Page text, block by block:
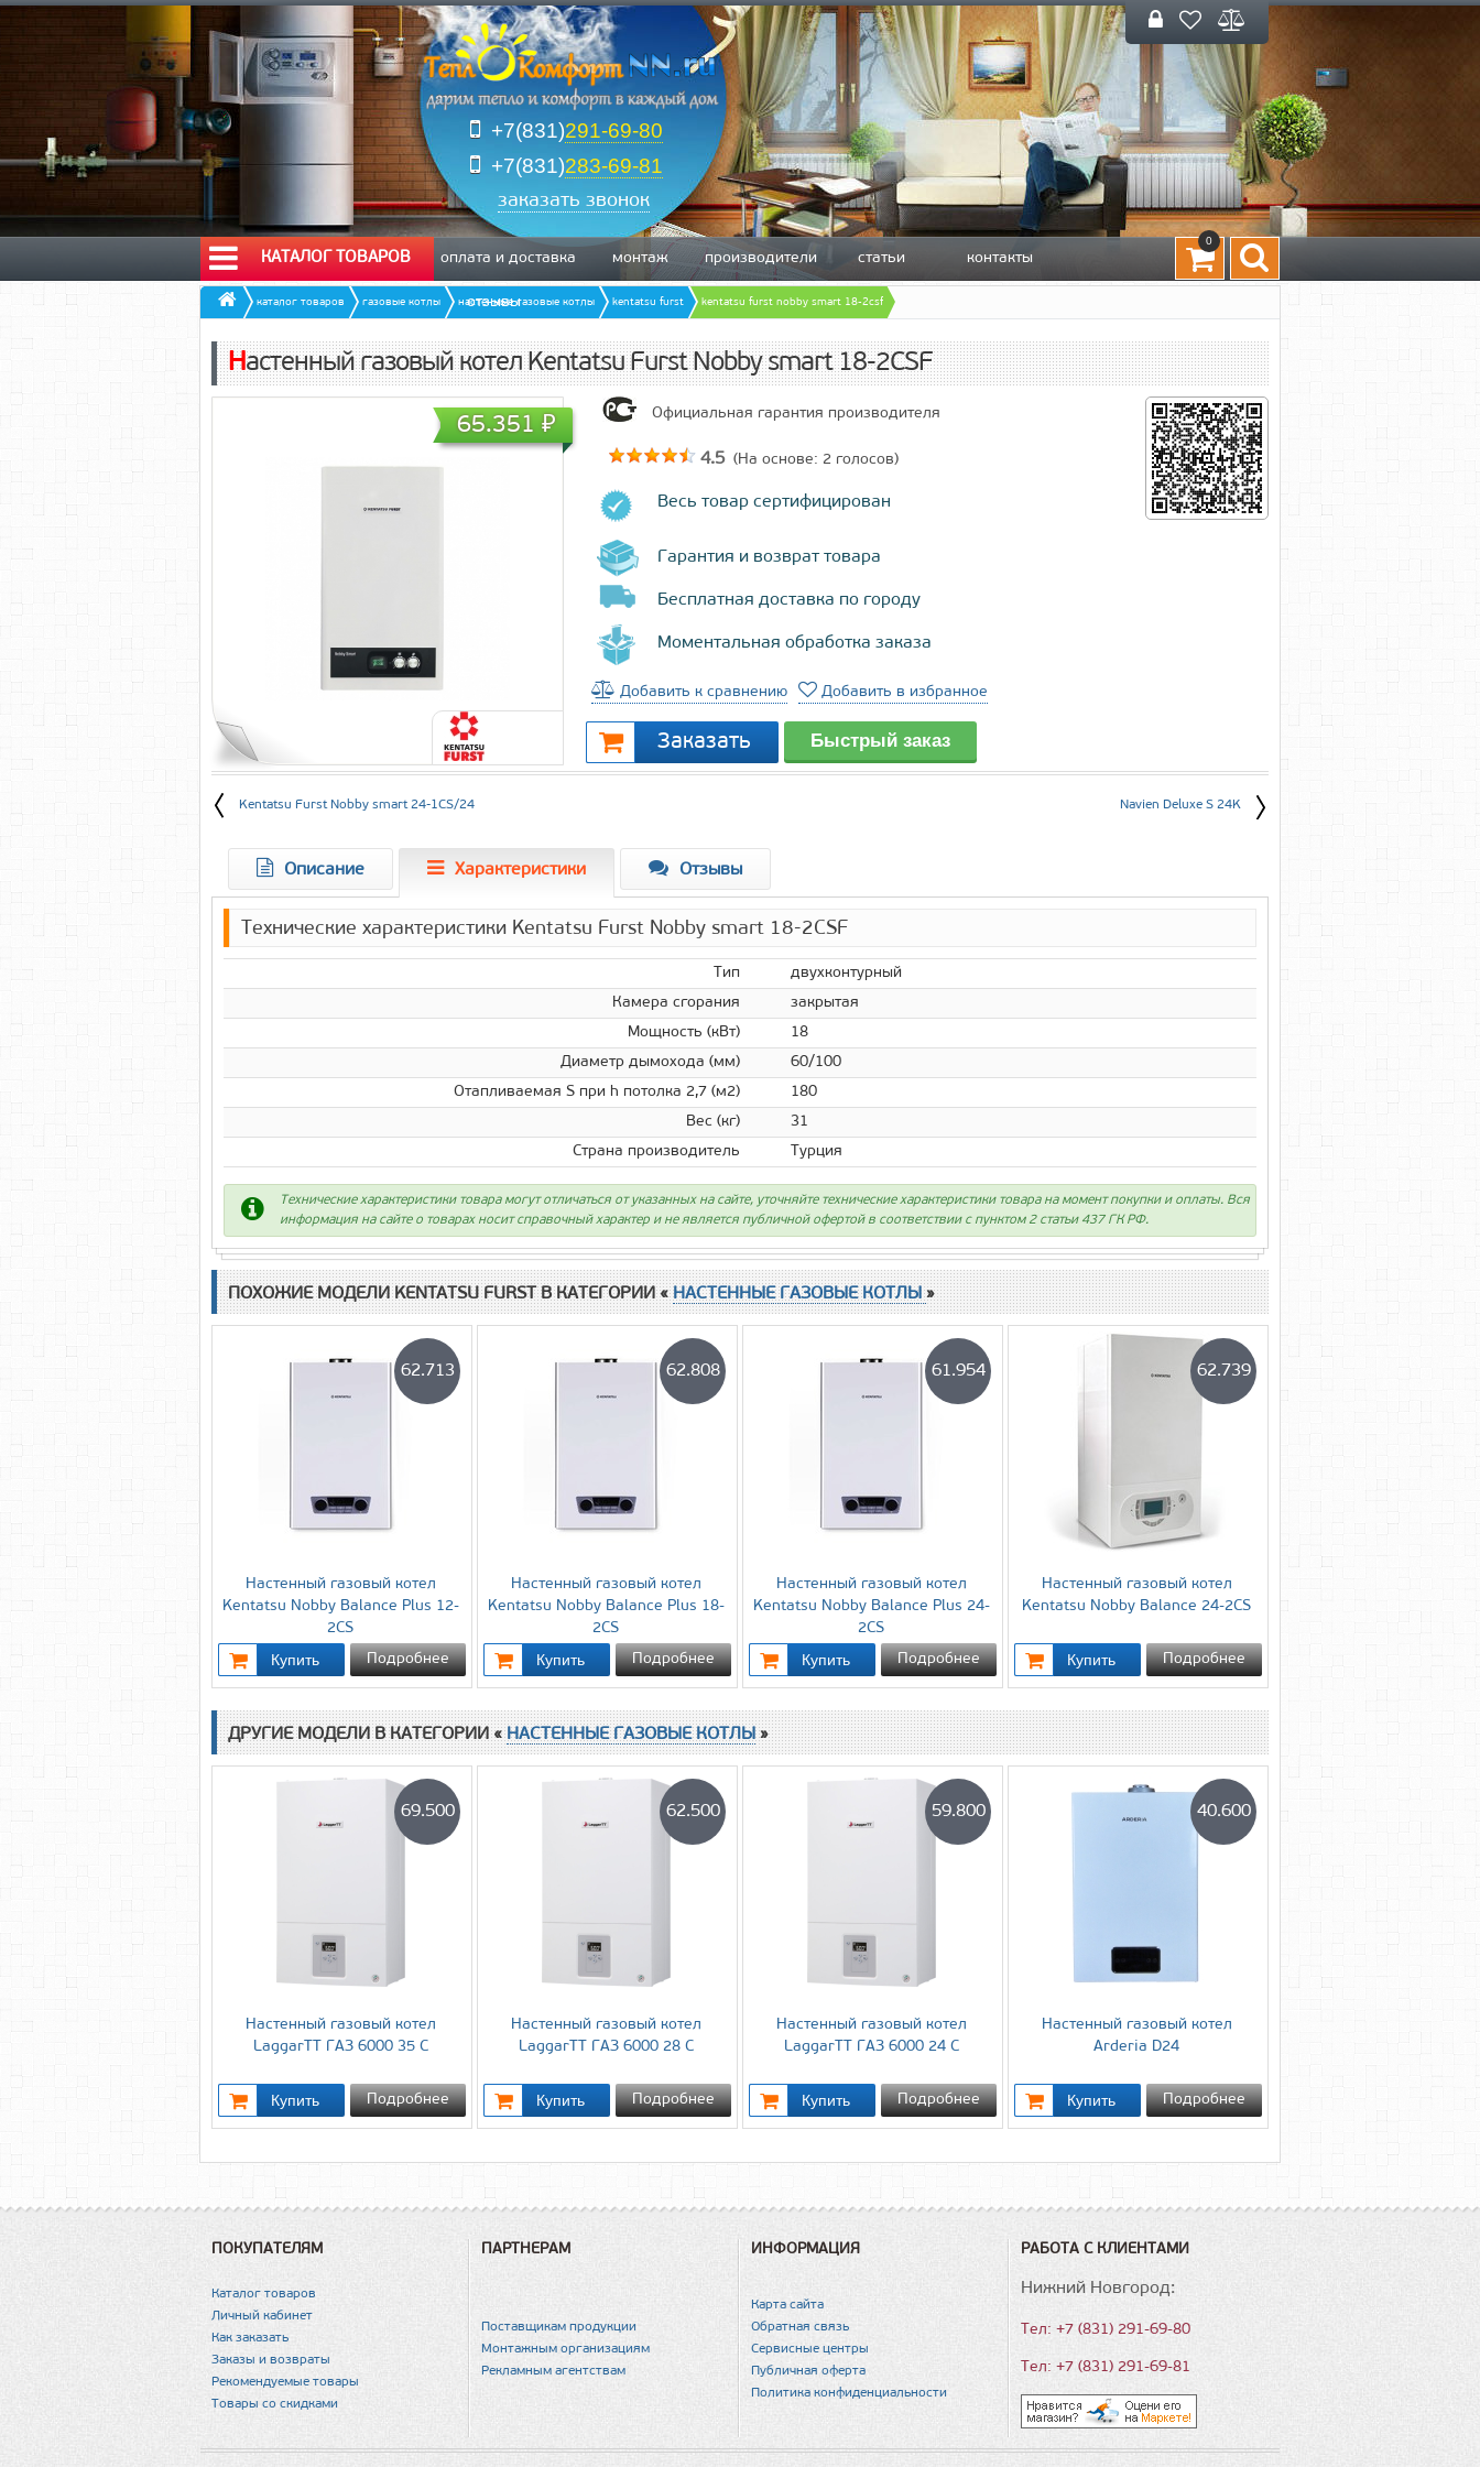
+7(831)291-69-80
+7(831)283-69-81
заказать звонок
КАТАЛОГ ТОВАРОВ оплата и доставка монтаж производители статьи контакты
отзывы
0
каталог товаров газовые котлы настенные газовые котлы kentatsu furst kentatsu furst nobby smart 18-2csf
Настенный газовый котел Kentatsu Furst Nobby smart 18-2CSF
65.351₽ Официальная гарантия производителя
4.5 (На основе: 2 голосов)
Весь товар сертифицирован
Гарантия и возврат товара
Бесплатная доставка по городу
Моментальная обработка заказа
Добавить к сравнению Добавить в избранное
Kentatsu Furst Nobby smart 24-1CS/24 Navien Deluxe S 24K
Описание Характеристики Отзывы
Технические характеристики Kentatsu Furst Nobby smart 18-2CSF
Тип
двухконтурный
Камера сгорания
закрытая
Мощность (кВт)
18
Диаметр дымохода (мм)
60/100
Отапливаемая S при h потолка 2,7 (м2)
180
Вес (кг)
31
Страна производитель
Турция
Технические характеристики товара могут отличаться от указанных на сайте, уточняйте технические характеристики товара на момент покупки и оплаты. Вся
информация на сайте о товарах носит справочный характер и не является публичной офертой в соответствии с пунктом 2 статьи 437 ГК РФ.
ПОХОЖИЕ МОДЕЛИ KENTATSU FURST В КАТЕГОРИИ «НАСТЕННЫЕ ГАЗОВЫЕ КОТЛЫ»
Настенный газовый котел
Kentatsu Nobby Balance Plus 12-
2CS
62.713
Подробнее
Настенный газовый котел
Kentatsu Nobby Balance Plus 18-
2CS
62.808
Подробнее
Настенный газовый котел
Kentatsu Nobby Balance Plus 24-
2CS
61.954
Подробнее
Настенный газовый котел
Kentatsu Nobby Balance 24-2CS
62.739
Подробнее
ДРУГИЕ МОДЕЛИ В КАТЕГОРИИ «НАСТЕННЫЕ ГАЗОВЫЕ КОТЛЫ»
Настенный газовый котел
LaggarTT ГАЗ 6000 35 С
69.500
Подробнее
Настенный газовый котел
LaggarTT ГАЗ 6000 28 С
62.500
Подробнее
Настенный газовый котел
LaggarTT ГАЗ 6000 24 С
59.800
Подробнее
Настенный газовый котел
Arderia D24
40.600
Подробнее
ПОКУПАТЕЛЯМ
Каталог товаров
Личный кабинет
Как заказать
Заказы и возвраты
Рекомендуемые товары
Товары со скидками
ПАРТНЕРАМ
Поставщикам продукции
Монтажным организациям
Рекламным агентствам
ИНФОРМАЦИЯ
Карта сайта
Обратная связь
Сервисные центры
Публичная оферта
Политика конфиденциальности
РАБОТА С КЛИЕНТАМИ
Нижний Новгород:
Тел: +7 (831) 291-69-80
Тел: +7 (831) 291-69-81